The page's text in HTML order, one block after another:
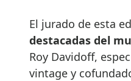
El jurado de esta
destacadas del
Roy Davidoff,
vintage y